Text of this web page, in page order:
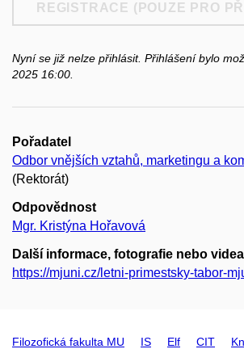
REGISTRACE (POUZE PRO
Nyní se již nelze přihlásit. Přihlášení bylo
2025 16:00.
Pořadatel
Odbor vnějších vztahů, marketingu a
(Rektorát)
Odpovědnost
Mgr. Kristýna Hořavová
Další informace, fotografie nebo
https://mjuni.cz/letni-primestsky-tabor-
Filozofická fakulta MU IS Elf CIT